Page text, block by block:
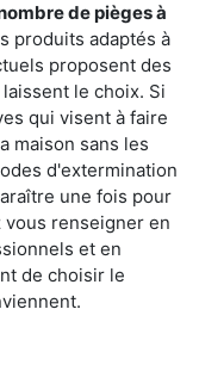
de pièges à
produits adaptés à
proposent des
le choix. Si
qui visent à faire
maison sans les
d'extermination
une fois pour
vous renseigner en
et en
de choisir le